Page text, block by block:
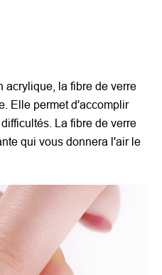
acrylique, la fibre de verre
Elle permet d'accomplir
La fibre de verre
qui vous donnera l'air le